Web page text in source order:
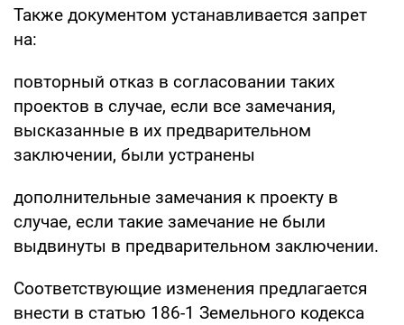
Также документом устанавливается запрет
на:
повторный отказ в согласовании таких
проектов в случае, если все замечания,
высказанные в их предварительном
заключении, были устранены
дополнительные замечания к проекту в
случае, если такие замечание не были
выдвинуты в предварительном заключении.
Соответствующие изменения предлагается
внести в статью 186-1 Земельного кодекса